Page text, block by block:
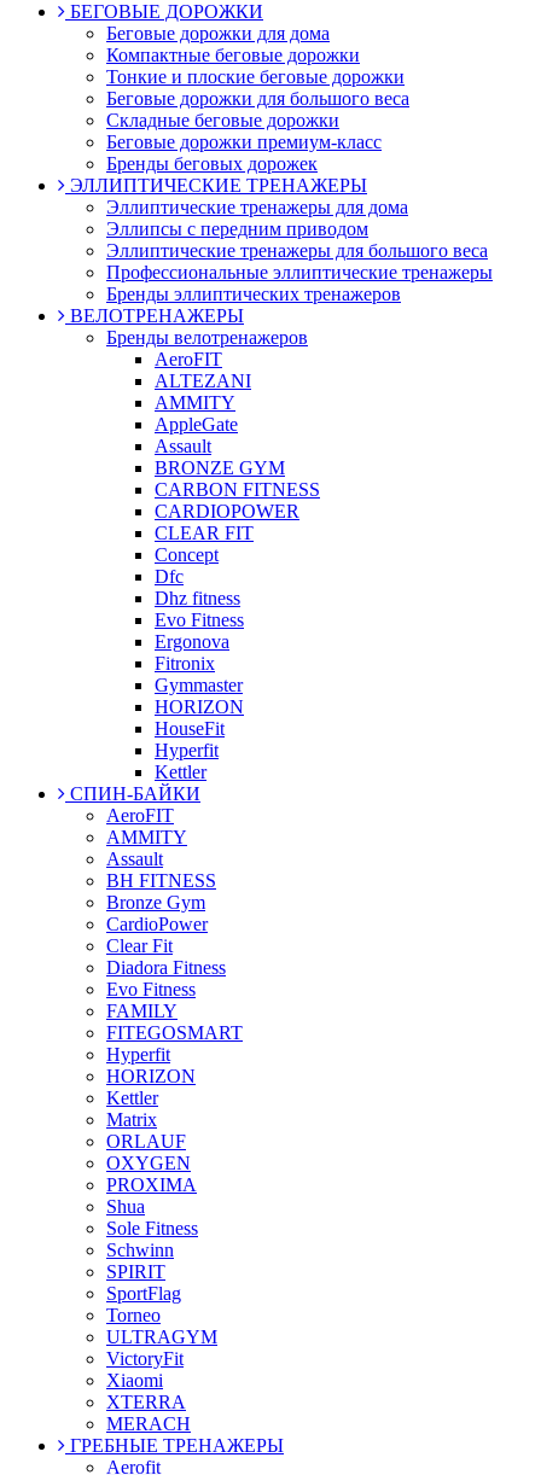
БЕГОВЫЕ ДОРОЖКИ
Беговые дорожки для дома
Компактные беговые дорожки
Тонкие и плоские беговые дорожки
Беговые дорожки для большого веса
Складные беговые дорожки
Беговые дорожки премиум-класс
Бренды беговых дорожек
ЭЛЛИПТИЧЕСКИЕ ТРЕНАЖЕРЫ
Эллиптические тренажеры для дома
Эллипсы с передним приводом
Эллиптические тренажеры для большого веса
Профессиональные эллиптические тренажеры
Бренды эллиптических тренажеров
ВЕЛОТРЕНАЖЕРЫ
Бренды велотренажеров
AeroFIT
ALTEZANI
AMMITY
AppleGate
Assault
BRONZE GYM
CARBON FITNESS
CARDIOPOWER
CLEAR FIT
Concept
Dfc
Dhz fitness
Evo Fitness
Ergonova
Fitronix
Gymmaster
HORIZON
HouseFit
Hyperfit
Kettler
СПИН-БАЙКИ
AeroFIT
AMMITY
Assault
BH FITNESS
Bronze Gym
CardioPower
Clear Fit
Diadora Fitness
Evo Fitness
FAMILY
FITEGOSMART
Hyperfit
HORIZON
Kettler
Matrix
ORLAUF
OXYGEN
PROXIMA
Shua
Sole Fitness
Schwinn
SPIRIT
SportFlag
Torneo
ULTRAGYM
VictoryFit
Xiaomi
XTERRA
MERACH
ГРЕБНЫЕ ТРЕНАЖЕРЫ
Aerofit